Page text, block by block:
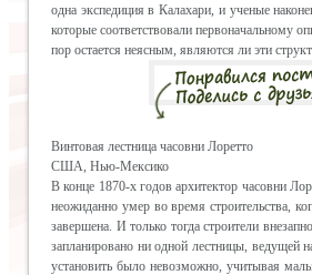
одна экспедиция в Калахари, и ученые
которые соответствовали первоначальному
пор остается неясным, являются ли эти
Винтовая лестница часовни Лоретто
США, Нью-Мексико
В конце 1870-х годов архитектор часовни
неожиданно умер во время строительства,
завершена. И только тогда строители
запланировано ни одной лестницы, ведущей
установить было невозможно, учитывая